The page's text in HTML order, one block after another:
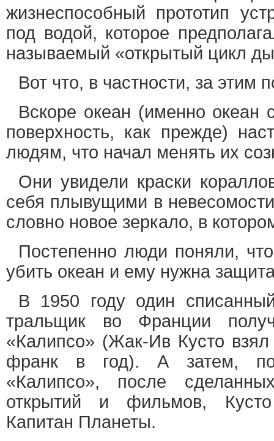
жизнеспособный прототип
под водой, которое
называемый «открытый цикл
Вот что, в частности, за этим
Вскоре океан (именно
поверхность, как прежде)
людям, что начал менять их
Они увидели краски
себя плывущими в
словно новое зеркало, в
Постепенно люди поняли,
убить океан и ему нужна
В 1950 году один
тральщик во Франции
«Калипсо» (Жак-Ив Кусто
франк в год). А затем,
«Калипсо», после
открытий и фильмов,
Капитан Планеты.